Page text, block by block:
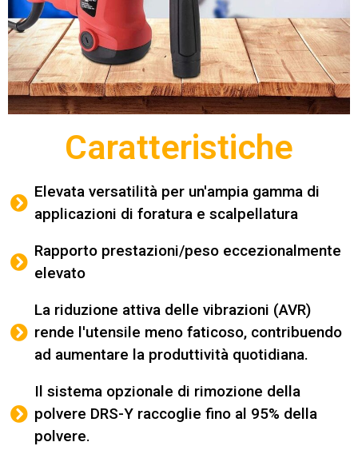
Caratteristiche
Elevata versatilità per un'ampia gamma di
applicazioni di foratura e scalpellatura
Rapporto prestazioni/peso eccezionalmente
elevato
La riduzione attiva delle vibrazioni (AVR)
rende l'utensile meno faticoso, contribuendo
ad aumentare la produttività quotidiana.
Il sistema opzionale di rimozione della
polvere DRS-Y raccoglie fino al 95% della
polvere.